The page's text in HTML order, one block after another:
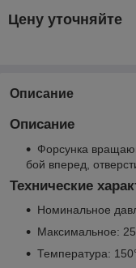
Цену уточняйте
Описание
Описание
Форсунка
бой вперед,
Технические
Номинальное
Максимальное:
Температура: